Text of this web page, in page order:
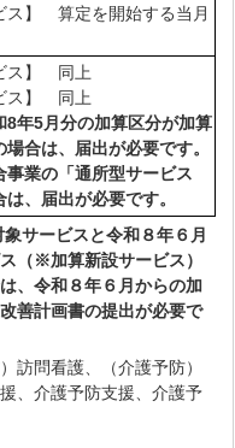
ス】 算定を開始する当月
ス】 同上
ス】 同上
8年5月分の加算区分が加算
場合は、届出が必要です。
事業の「通所型サービス
、届出が必要です。
サービスと令和８年６月
（※加算新設サービス）
、令和８年６月からの加
善計画書の提出が必要で
訪問看護、（介護予防）
、介護予防支援、介護予